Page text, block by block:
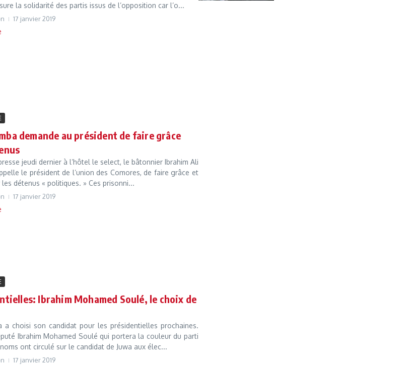
la solidarité des partis issus de l’opposition car l’o...
17 janvier 2019
demande au président de faire grâce
jeudi dernier à l’hôtel le select, le bâtonnier Ibrahim Ali
le président de l’union des Comores, de faire grâce et
les détenus « politiques. » Ces prisonni...
17 janvier 2019
Ibrahim Mohamed Soulé, le choix de
a choisi son candidat pour les présidentielles prochaines.
Ibrahim Mohamed Soulé qui portera la couleur du parti
ont circulé sur le candidat de Juwa aux élec...
17 janvier 2019